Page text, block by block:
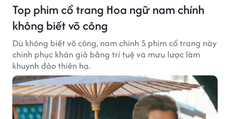
Top phim cổ trang Hoa ngữ nam chính
không biết võ công
Dù không biết võ công, nam chính 5 phim cổ trang này
chinh phục khán giả bằng trí tuệ và mưu lược làm
khuynh đảo thiên hạ.